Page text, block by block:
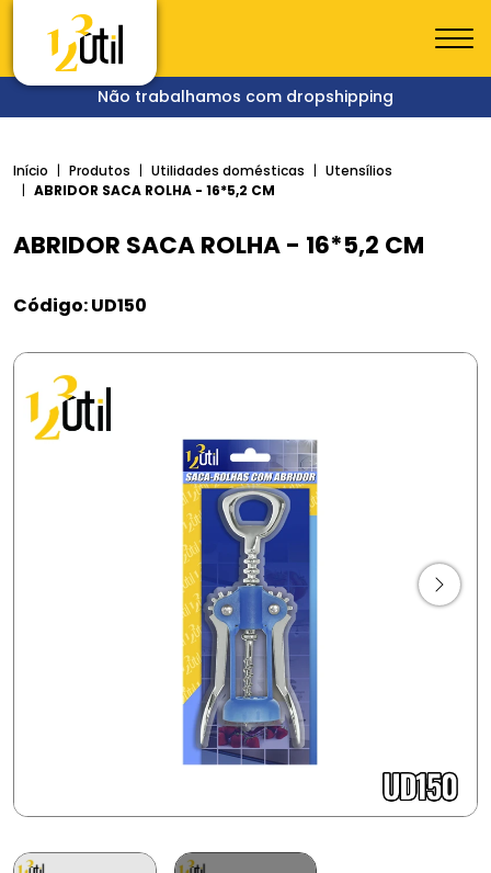
Não trabalhamos com dropshipping
Início Produtos Utilidades domésticas
Utensílios
ABRIDOR SACA ROLHA - 16*5,2 CM
ABRIDOR SACA ROLHA - 16*5,2 CM
Código: UD150